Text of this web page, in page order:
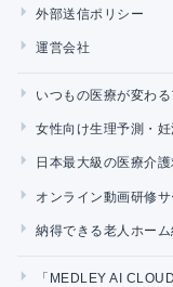
外部送信ポリシー
運営会社
いつもの医療が変わる
女性向け生理予測・
日本最大級の医療介
オンライン動画研修
納得できる老人ホーム
「MEDLEY AI CLOUD